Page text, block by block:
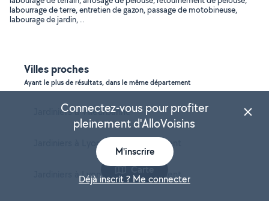
labourrage de terre, entretien de gazon, passage de motobineuse,
labourage de jardin, ..
Villes proches
Ayant le plus de résultats, dans le même département
Jardiniers à Villeurbanne
Jardiniers à Lyon 3e Arrondissement
Jardiniers à Lyon 8e Arrondissement
Carte
Connectez-vous pour profiter
pleinement d'AlloVoisins
M'inscrire
Déjà inscrit ? Me connecter